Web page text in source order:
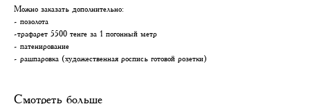
Можно заказать дополнительно:
- позолота
-трафарет 5500 тенге за 1 погонный метр
- патенирование
- рашпаровка (художественная роспись готовой розетки)
Смотреть больше